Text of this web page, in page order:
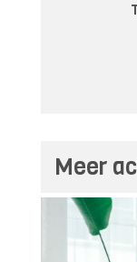
Meer